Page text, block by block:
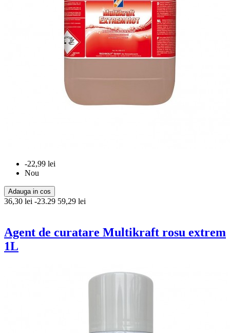
-22,99 lei
Nou
Adauga in cos
36,30 lei -23.29 59,29 lei
Agent de curatare Multikraft rosu extrem
1L